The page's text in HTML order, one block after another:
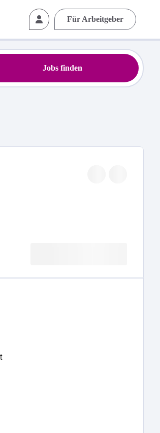
Für Arbeitgeber
Jobs finden